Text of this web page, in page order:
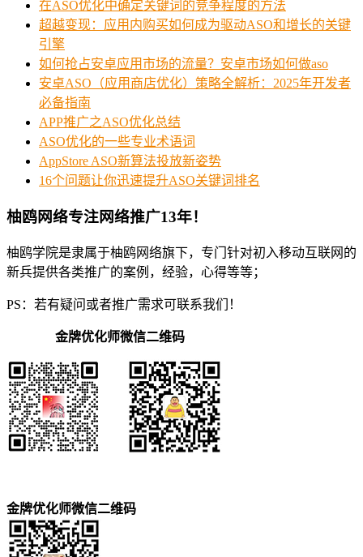
在ASO优化中确定关键词的竞争程度的方法
超越变现：应用内购买如何成为驱动ASO和增长的关键
引擎
如何抢占安卓应用市场的流量？安卓市场如何做aso
安卓ASO（应用商店优化）策略全解析：2025年开发者
必备指南
APP推广之ASO优化总结
ASO优化的一些专业术语词
AppStore ASO新算法投放新姿势
16个问题让你迅速提升ASO关键词排名
柚鸥网络专注网络推广13年！
柚鸥学院是隶属于柚鸥网络旗下，专门针对初入移动互联网的
新兵提供各类推广的案例，经验，心得等等；
PS：若有疑问或者推广需求可联系我们！
金牌优化师微信二维码
金牌优化师微信二维码